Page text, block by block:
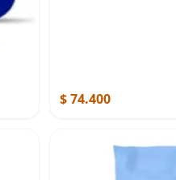
$ 74.400